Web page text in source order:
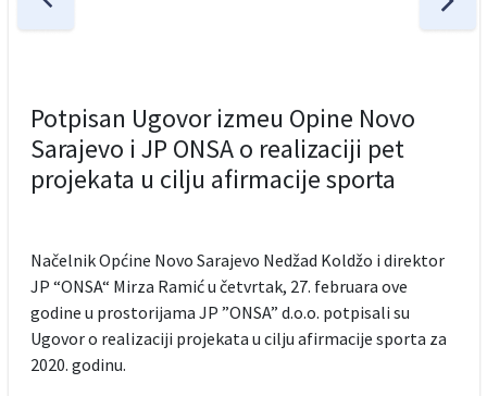
Potpisan Ugovor izmeu Opine Novo
Sarajevo i JP ONSA o realizaciji pet
projekata u cilju afirmacije sporta
Načelnik Općine Novo Sarajevo Nedžad Koldžo i direktor
JP “ONSA“ Mirza Ramić u četvrtak, 27. februara ove
godine u prostorijama JP ”ONSA” d.o.o. potpisali su
Ugovor o realizaciji projekata u cilju afirmacije sporta za
2020. godinu.